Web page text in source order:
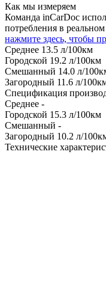
Как мы измеряем
Команда inCarDoc
потребления в
нажмите здесь, чтобы
Среднее 13.5 л/100км
Городской 19.2 л/100км
Смешанный 14.0 л/
Загородный 11.6 л/
Спецификация
Среднее -
Городской 15.3 л/100км
Смешанный -
Загородный 10.2 л/
Технические